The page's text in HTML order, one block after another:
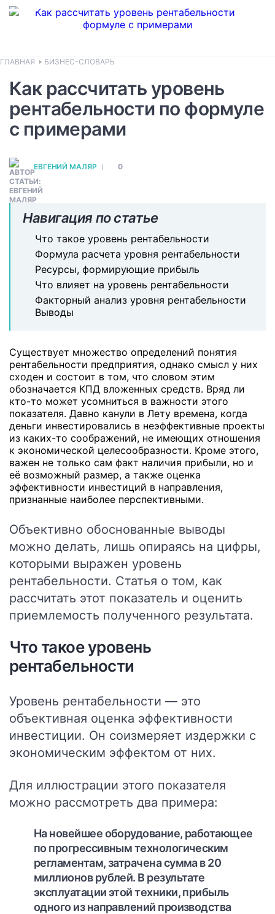
ГЛАВНАЯ БИЗНЕС-СЛОВАРЬ
Как рассчитать уровень
рентабельности по формуле
с примерами
ЕВГЕНИЙ МАЛЯР 0
Навигация по статье
Что такое уровень рентабельности
Формула расчета уровня рентабельности
Ресурсы, формирующие прибыль
Что влияет на уровень рентабельности
Факторный анализ уровня рентабельности
Выводы
Существует множество определений понятия
рентабельности предприятия, однако смысл у них
сходен и состоит в том, что словом этим
обозначается КПД вложенных средств. Вряд ли
кто-то может усомниться в важности этого
показателя. Давно канули в Лету времена, когда
деньги инвестировались в неэффективные проекты
из каких-то соображений, не имеющих отношения
к экономической целесообразности. Кроме этого,
важен не только сам факт наличия прибыли, но и
её возможный размер, а также оценка
эффективности инвестиций в направления,
признанные наиболее перспективными.
Объективно обоснованные выводы
можно делать, лишь опираясь на цифры,
которыми выражен уровень
рентабельности. Статья о том, как
рассчитать этот показатель и оценить
приемлемость полученного результата.
Что такое уровень
рентабельности
Уровень рентабельности — это
объективная оценка эффективности
инвестиции. Он соизмеряет издержки с
экономическим эффектом от них.
Для иллюстрации этого показателя
можно рассмотреть два примера:
На новейшее оборудование, работающее
по прогрессивным технологическим
регламентам, затрачена сумма в 20
миллионов рублей. В результате
эксплуатации этой техники, прибыль
одного из направлений производства